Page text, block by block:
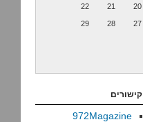
20
21
22
27
28
29
קישורים
972Magazine